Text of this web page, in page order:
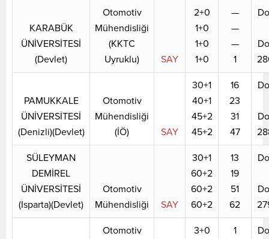
KARABÜK
ÜNİVERSİTESİ
(Devlet)
Otomotiv
Mühendisliği
(KKTC
Uyruklu)
SAY
2+0
1+0
1+0
1+0
—
—
—
1
PAMUKKALE
ÜNİVERSİTESİ
(Denizli)(Devlet)
Otomotiv
Mühendisliği
(İÖ)
SAY
30+1
40+1
45+2
45+2
16
23
31
47
SÜLEYMAN
DEMİREL
ÜNİVERSİTESİ
(Isparta)(Devlet)
Otomotiv
Mühendisliği
SAY
30+1
60+2
60+2
60+2
13
19
51
62
Otomotiv
3+0
1